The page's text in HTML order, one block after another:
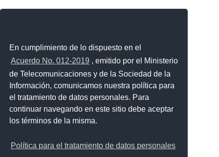
En cumplimiento de lo dispuesto en el
Acuerdo No. 012-2019 , emitido por el Ministerio
de Telecomunicaciones y de la Sociedad de la
Información, comunicamos nuestra política para
el tratamiento de datos personales. Para
continuar navegando en este sitio debe aceptar
los términos de la misma.
Política para el tratamiento de datos personales